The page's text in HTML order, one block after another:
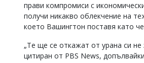
прави компромиси с
получи никакво облекчение на
което Вашингтон поставя като
„Те ще се откажат от урана си не
цитиран от PBS News,